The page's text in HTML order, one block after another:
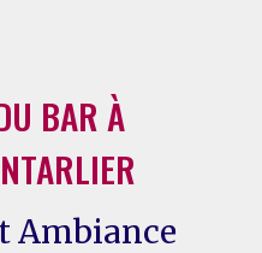
BAR À
Ambiance